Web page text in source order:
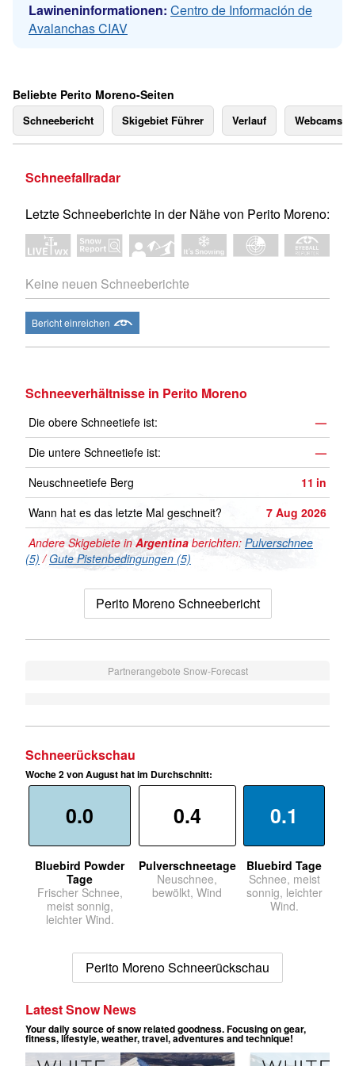
Lawineninformationen: Centro de Información de
Avalanchas CIAV
Beliebte Perito Moreno-Seiten
Schneebericht Skigebiet Führer Verlauf Webcams
Schneefallradar
Letzte Schneeberichte in der Nähe von Perito Moreno:
Keine neuen Schneeberichte
Bericht einreichen
Schneeverhältnisse in Perito Moreno
Die obere Schneetiefe ist:
—
Die untere Schneetiefe ist:
—
Neuschneetiefe Berg
11 in
Wann hat es das letzte Mal geschneit?
7 Aug 2026
Andere Skigebiete inArgentina berichten: Pulverschnee
(5) /Gute Pistenbedingungen (5)
Perito Moreno Schneebericht
Partnerangebote Snow-Forecast
Schneerückschau
Woche 2 von August hat im Durchschnitt:
0.0
Bluebird Powder
Tage
Frischer Schnee,
meist sonnig,
leichter Wind.
0.4
Pulverschneetage
Neuschnee,
bewölkt, Wind
0.1
Bluebird Tage
Schnee, meist
sonnig, leichter
Wind.
Perito Moreno Schneerückschau